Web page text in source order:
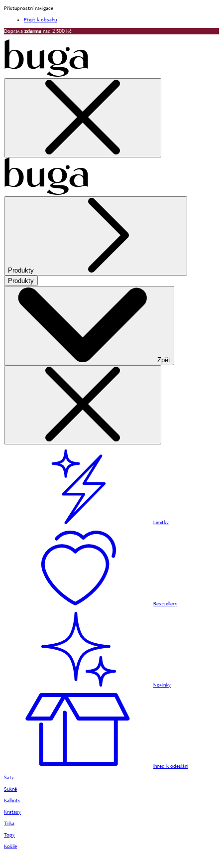
Přístupnostní navigace
Přejít k obsahu
Doprava zdarma nad 2 500 Kč
Produkty
Produkty
Zpět
Limitky
Bestsellery
Novinky
Ihned k odeslání
Šaty
Sukně
Kalhoty
Kraťasy
Trika
Topy
Košile